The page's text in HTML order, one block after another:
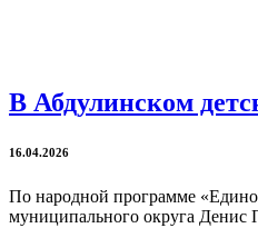
В Абдулинском
16.04.2026
По народной программе
муниципального округа Денис